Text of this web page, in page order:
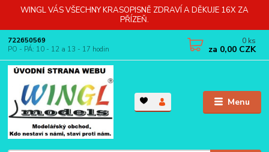
WINGL VÁS VŠECHNY KRASOPISNĚ ZDRAVÍ A DĚKUJE 16X ZA
PŘÍZEŇ.
Menu
722650569
PO - PÁ: 10 - 12 a 13 - 17 hodin
0 ks
za 0,00 CZK